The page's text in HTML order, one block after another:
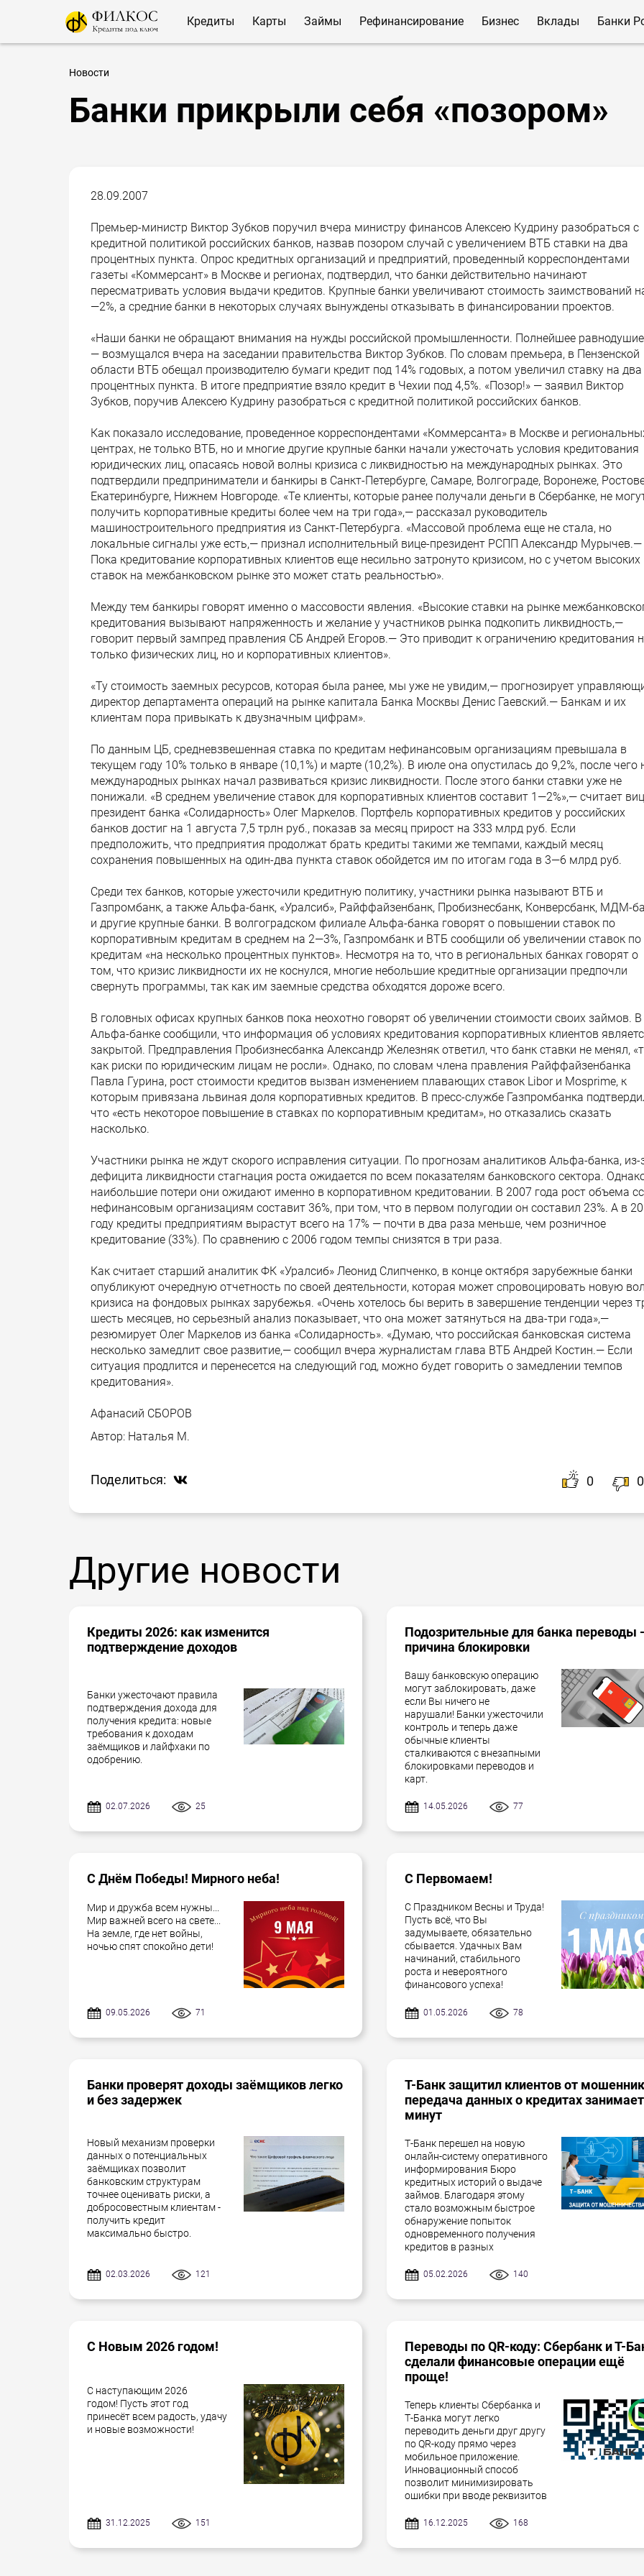
Кредиты Карты Займы Рефинансирование Бизнес Вклады Банки
Новости
Банки прикрыли себя «позором»
28.09.2007
Премьер-министр Виктор Зубков поручил вчера министру финансов Алексею Кудрину разобраться с
кредитной политикой российских банков, назвав позором случай с увеличением ВТБ ставки на два
процентных пункта. Опрос кредитных организаций и предприятий, проведенный корреспондентами
газеты «Коммерсант» в Москве и регионах, подтвердил, что банки действительно начинают
пересматривать условия выдачи кредитов. Крупные банки увеличивают стоимость заимствований
—2%, а средние банки в некоторых случаях вынуждены отказывать в финансировании проектов.
«Наши банки не обращают внимания на нужды российской промышленности. Полнейшее
— возмущался вчера на заседании правительства Виктор Зубков. По словам премьера, в Пензенской
области ВТБ обещал производителю бумаги кредит под 14% годовых, а потом увеличил ставку на два
процентных пункта. В итоге предприятие взяло кредит в Чехии под 4,5%. «Позор!» — заявил Виктор
Зубков, поручив Алексею Кудрину разобраться с кредитной политикой российских банков.
Как показало исследование, проведенное корреспондентами «Коммерсанта» в Москве и
центрах, не только ВТБ, но и многие другие крупные банки начали ужесточать условия кредитования
юридических лиц, опасаясь новой волны кризиса с ликвидностью на международных рынках. Это
подтвердили предприниматели и банкиры в Санкт-Петербурге, Самаре, Волгограде, Воронеже,
Екатеринбурге, Нижнем Новгороде. «Те клиенты, которые ранее получали деньги в Сбербанке, не
получить корпоративные кредиты более чем на три года»,— рассказал руководитель
машиностроительного предприятия из Санкт-Петербурга. «Массовой проблема еще не стала, но
локальные сигналы уже есть,— признал исполнительный вице-президент РСПП Александр Мурычев.—
Пока кредитование корпоративных клиентов еще несильно затронуто кризисом, но с учетом высоких
ставок на межбанковском рынке это может стать реальностью».
Между тем банкиры говорят именно о массовости явления. «Высокие ставки на рынке
кредитования вызывают напряженность и желание у участников рынка подкопить ликвидность,—
говорит первый зампред правления СБ Андрей Егоров.— Это приводит к ограничению кредитования
только физических лиц, но и корпоративных клиентов».
«Ту стоимость заемных ресурсов, которая была ранее, мы уже не увидим,— прогнозирует
директор департамента операций на рынке капитала Банка Москвы Денис Гаевский.— Банкам и их
клиентам пора привыкать к двузначным цифрам».
По данным ЦБ, средневзвешенная ставка по кредитам нефинансовым организациям превышала в
текущем году 10% только в январе (10,1%) и марте (10,2%). В июле она опустилась до 9,2%, после чего
международных рынках начал развиваться кризис ликвидности. После этого банки ставки уже не
понижали. «В среднем увеличение ставок для корпоративных клиентов составит 1—2%»,— считает
президент банка «Солидарность» Олег Маркелов. Портфель корпоративных кредитов у российских
банков достиг на 1 августа 7,5 трлн руб., показав за месяц прирост на 333 млрд руб. Если
предположить, что предприятия продолжат брать кредиты такими же темпами, каждый месяц
сохранения повышенных на один-два пункта ставок обойдется им по итогам года в 3—6 млрд руб.
Среди тех банков, которые ужесточили кредитную политику, участники рынка называют ВТБ и
Газпромбанк, а также Альфа-банк, «Уралсиб», Райффайзенбанк, Пробизнесбанк, Конверсбанк, МДМ-
и другие крупные банки. В волгоградском филиале Альфа-банка говорят о повышении ставок по
корпоративным кредитам в среднем на 2—3%, Газпромбанк и ВТБ сообщили об увеличении ставок по
кредитам «на несколько процентных пунктов». Несмотря на то, что в региональных банках говорят о
том, что кризис ликвидности их не коснулся, многие небольшие кредитные организации предпочли
свернуть программы, так как им заемные средства обходятся дороже всего.
В головных офисах крупных банков пока неохотно говорят об увеличении стоимости своих займов. В
Альфа-банке сообщили, что информация об условиях кредитования корпоративных клиентов
закрытой. Предправления Пробизнесбанка Александр Железняк ответил, что банк ставки не менял,
как риски по юридическим лицам не росли». Однако, по словам члена правления Райффайзенбанка
Павла Гурина, рост стоимости кредитов вызван изменением плавающих ставок Libor и Mosprime, к
которым привязана львиная доля корпоративных кредитов. В пресс-службе Газпромбанка
что «есть некоторое повышение в ставках по корпоративным кредитам», но отказались сказать
насколько.
Участники рынка не ждут скорого исправления ситуации. По прогнозам аналитиков Альфа-банка, из-
дефицита ликвидности стагнация роста ожидается по всем показателям банковского сектора.
наибольшие потери они ожидают именно в корпоративном кредитовании. В 2007 года рост объема
нефинансовым организациям составит 36%, при том, что в первом полугодии он составил 23%. А в
году кредиты предприятиям вырастут всего на 17% — почти в два раза меньше, чем розничное
кредитование (33%). По сравнению с 2006 годом темпы снизятся в три раза.
Как считает старший аналитик ФК «Уралсиб» Леонид Слипченко, в конце октября зарубежные банки
опубликуют очередную отчетность по своей деятельности, которая может спровоцировать новую
кризиса на фондовых рынках зарубежья. «Очень хотелось бы верить в завершение тенденции через
шесть месяцев, но серьезный анализ показывает, что она может затянуться на два-три года»,—
резюмирует Олег Маркелов из банка «Солидарность». «Думаю, что российская банковская система
несколько замедлит свое развитие,— сообщил вчера журналистам глава ВТБ Андрей Костин.— Если
ситуация продлится и перенесется на следующий год, можно будет говорить о замедлении темпов
кредитования».
Афанасий СБОРОВ
Автор: Наталья М.
Поделиться: 0 0
Другие новости
Кредиты 2026: как изменится
подтверждение доходов
Банки ужесточают правила
подтверждения дохода для
получения кредита: новые
требования к доходам
заёмщиков и лайфхаки по
одобрению.
02.07.2026 25
Подозрительные для банка переводы -
причина блокировки
Вашу банковскую операцию
могут заблокировать, даже
если Вы ничего не
нарушали! Банки ужесточили
контроль и теперь даже
обычные клиенты
сталкиваются с внезапными
блокировками переводов и
карт.
14.05.2026 77
С Днём Победы! Мирного неба!
Мир и дружба всем нужны...
Мир важней всего на свете...
На земле, где нет войны,
ночью спят спокойно дети!
09.05.2026 71
С Первомаем!
С Праздником Весны и Труда!
Пусть всё, что Вы
задумываете, обязательно
сбывается. Удачных Вам
начинаний, стабильного
роста и невероятного
финансового успеха!
01.05.2026 78
Банки проверят доходы заёмщиков легко
и без задержек
Новый механизм проверки
данных о потенциальных
заёмщиках позволит
банковским структурам
точнее оценивать риски, а
добросовестным клиентам -
получить кредит
максимально быстро.
02.03.2026 121
Т-Банк защитил клиентов от
передача данных о кредитах
минут
Т-Банк перешел на новую
онлайн-систему оперативного
информирования Бюро
кредитных историй о выдаче
займов. Благодаря этому
стало возможным быстрое
обнаружение попыток
одновременного получения
кредитов в разных
05.02.2026 140
С Новым 2026 годом!
С наступающим 2026
годом! Пусть этот год
принесёт всем радость, удачу
и новые возможности!
31.12.2025 151
Переводы по QR-коду: Сбербанк и Т-
сделали финансовые операции ещё
проще!
Теперь клиенты Сбербанка и
Т-Банка могут легко
переводить деньги друг другу
по QR-коду прямо через
мобильное приложение.
Инновационный способ
позволит минимизировать
ошибки при вводе реквизитов
16.12.2025 168